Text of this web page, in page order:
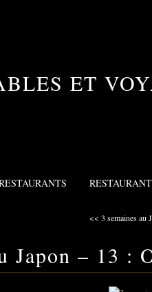
ET
<< 3 semaines au
Japon – 13 :